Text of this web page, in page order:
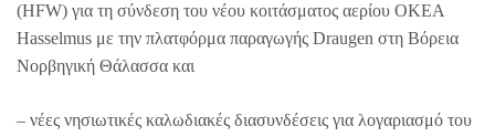
(HFW) για τη σύνδεση του νέου κοιτάσματος αερίου OKEA
Hasselmus με την πλατφόρμα παραγωγής Draugen στη Βόρεια
Νορβηγική Θάλασσα και
– νέες νησιωτικές καλωδιακές διασυνδέσεις για λογαριασμό του